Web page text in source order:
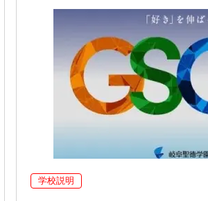
学校説明